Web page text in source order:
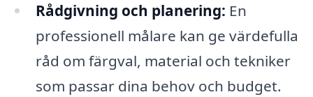
Rådgivning och planering: En
professionell målare kan ge värdefulla
råd om färgval, material och tekniker
som passar dina behov och budget.